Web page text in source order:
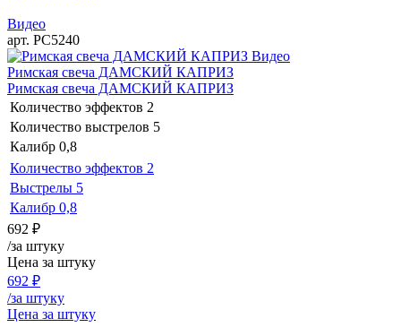
Видео
арт. РС5240
Видео
Римская свеча ДАМСКИЙ КАПРИЗ
Римская свеча ДАМСКИЙ КАПРИЗ
Количество эффектов 2
Количество выстрелов 5
Калибр 0,8
Количество эффектов 2
Выстрелы 5
Калибр 0,8
692 ₽
/за штуку
Цена за штуку
692 ₽
/за штуку
Цена за штуку